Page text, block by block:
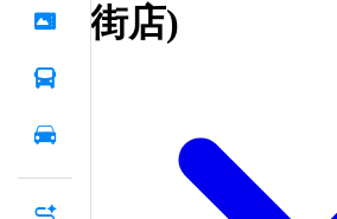
街店)